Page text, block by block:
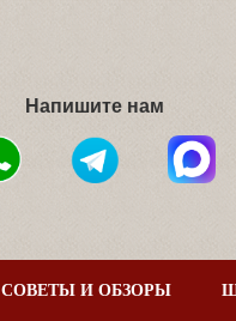
Напишите нам
СОВЕТЫ И ОБЗОРЫ